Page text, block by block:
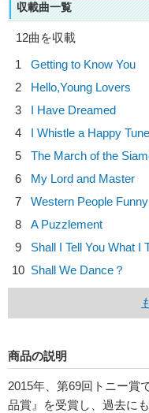
収載曲一覧
12曲を収載
1
Getting to Know You
2
Hello,Young Lovers
3
I Have Dreamed
4
I Whistle a Happy Tune
5
The March of the
6
My Lord and Master
7
Western People Funny
8
A Puzzlement
9
Shall I Tell You What I
10 Shall We Dance？
商品の説明
2015年、第69回トニー賞
品賞』を受賞し、過去に